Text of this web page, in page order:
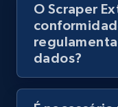
Youtube -
by podcast url
Video length,
O Scraper
dados?